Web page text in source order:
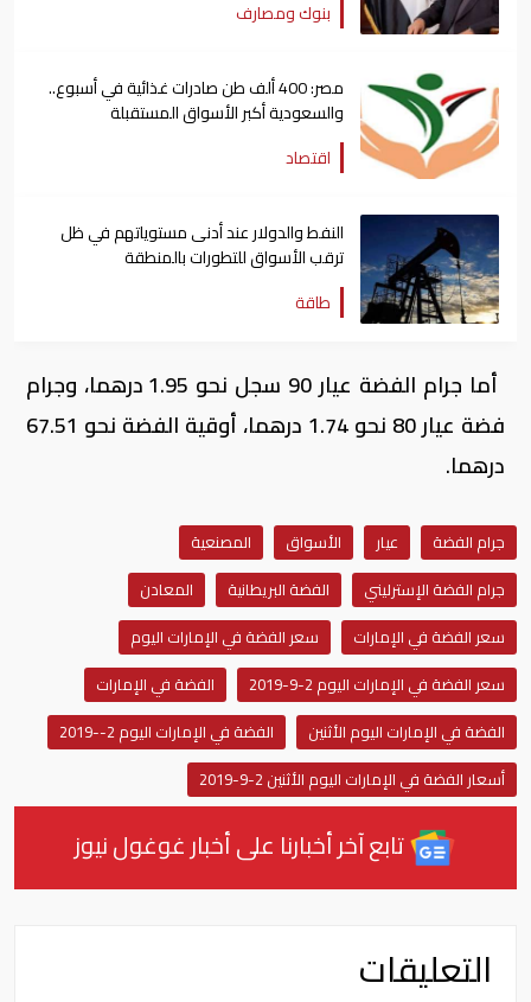
بنوك ومصارف
مصر: 400 ألف طن صادرات غذائية في أسبوع..
والسعودية أكبر الأسواق المستقبلة
اقتصاد
النفط والدولار عند أدنى مستوياتهم في ظل
ترقب الأسواق للتطورات بالمنطقة
طاقة
أما جرام الفضة عيار 90 سجل نحو 1.95 درهما، وجرام
فضة عيار 80 نحو 1.74 درهما، أوقية الفضة نحو 67.51
درهما.
جرام الفضة عيار الأسواق
المصنعية
جرام الفضة الإسترليني
الفضة البريطانية
المعادن
سعر الفضة في الإمارات
سعر الفضة في الإمارات اليوم
سعر الفضة في الإمارات اليوم 2-9-2019
الفضة في الإمارات
الفضة في الإمارات اليوم الأثنين
الفضة في الإمارات اليوم 2--2019
أسعار الفضة في الإمارات اليوم الأثنين 2-9-2019
تابع آخر أخبارنا على أخبار غوغول نيوز
التعليقات